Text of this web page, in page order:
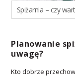
Spiżarnia – czy
Planowanie
uwagę?
Kto dobrze